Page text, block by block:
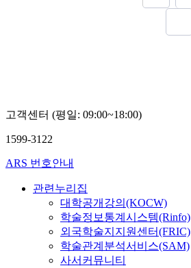
고객센터 (평일: 09:00~18:00)
1599-3122
ARS 번호안내
관련누리집
대학공개강의(KOCW)
학술정보통계시스템(Rinfo)
외국학술지지원센터(FRIC)
학술관계분석서비스(SAM)
사서커뮤니티